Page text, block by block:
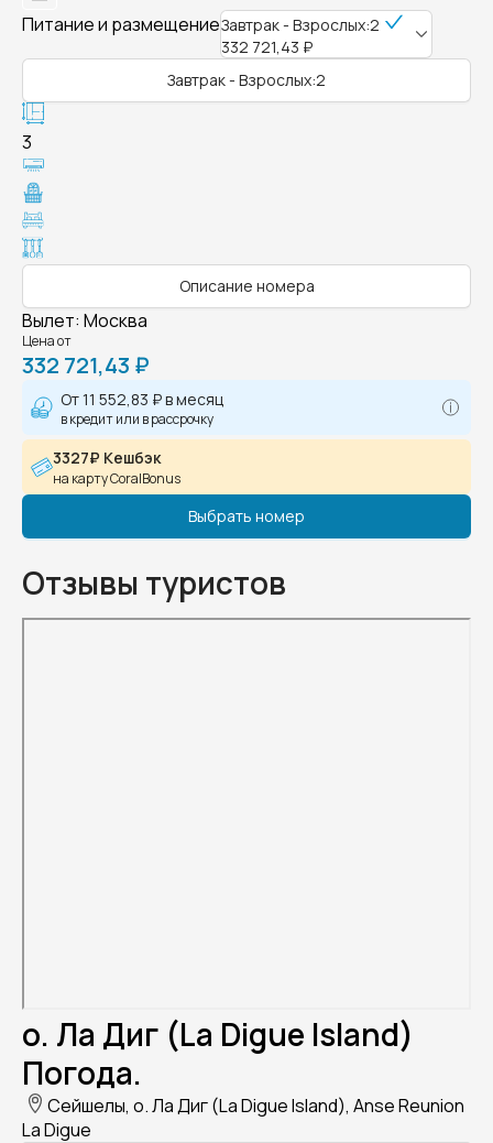
Питание и размещениеЗавтрак - Взрослых:2
332 721,43 ₽
Завтрак - Взрослых:2
3
Описание номера
Вылет: Москва
Цена от
332 721,43 ₽
От11 552,83 ₽в месяц
в кредит или в рассрочку
3327₽ Кешбэк
на карту CoralBonus
Выбрать номер
Отзывы туристов
о. Ла Диг (La Digue Island)
Погода.
Сейшелы, о. Ла Диг (La Digue Island), Anse Reunion
La Digue